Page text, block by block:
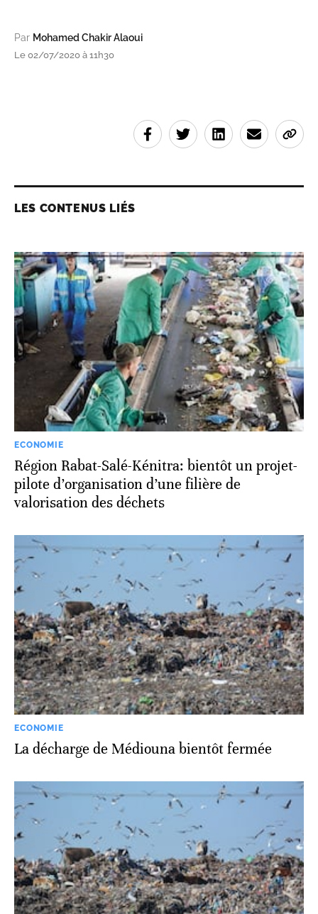
Par Mohamed Chakir Alaoui
Le 02/07/2020 à 11h30
LES CONTENUS LIÉS
ECONOMIE
Région Rabat-Salé-Kénitra: bientôt un projet-
pilote d’organisation d’une filière de
valorisation des déchets
ECONOMIE
La décharge de Médiouna bientôt fermée